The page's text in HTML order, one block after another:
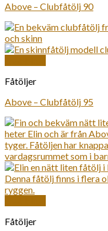
Above – Clubfåtölj 90
Fåtöljer
Above – Clubfåtölj 95
Fåtöljer